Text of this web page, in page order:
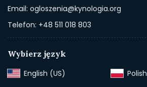
Email: ogloszenia@kynologia.org
Telefon: +48 511 018 803
Wybierz język
English (US)‎
Polish‎